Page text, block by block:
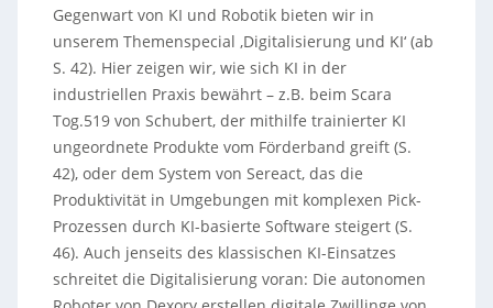
Gegenwart von KI und Robotik bieten wir in
unserem Themenspecial ‚Digitalisierung und KI‘ (ab
S. 42). Hier zeigen wir, wie sich KI in der
industriellen Praxis bewährt – z.B. beim Scara
Tog.519 von Schubert, der mithilfe trainierter KI
ungeordnete Produkte vom Förderband greift (S.
42), oder dem System von Sereact, das die
Produktivität in Umgebungen mit komplexen Pick-
Prozessen durch KI-basierte Software steigert (S.
46). Auch jenseits des klassischen KI-Einsatzes
schreitet die Digitalisierung voran: Die autonomen